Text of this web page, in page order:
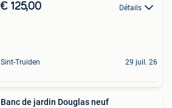
€ 125,00 Détails
Sint-Truiden 29 juil. 26
Banc de jardin Douglas neuf